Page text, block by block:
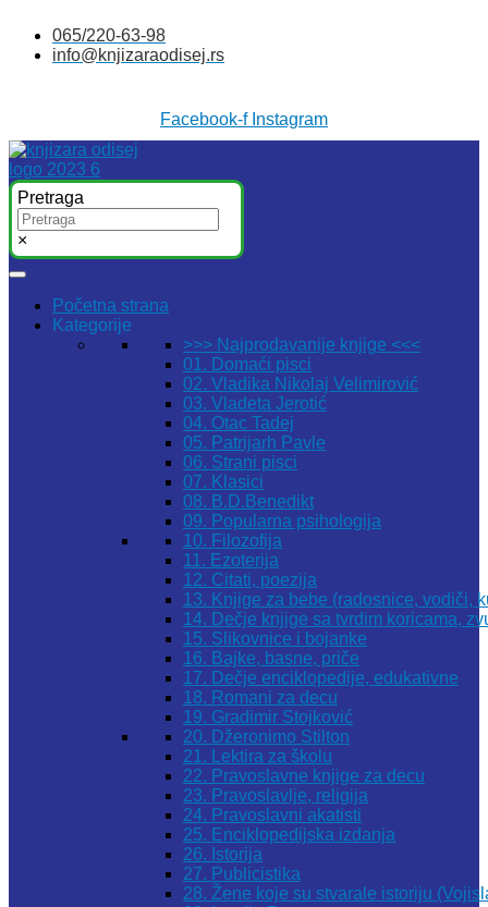
sadržaj
065/220-63-98
info@knjizaraodisej.rs
Facebook-f Instagram
Pretraga
×
Početna strana
Kategorije
>>> Najprodavanije knjige <<<
01. Domaći pisci
02. Vladika Nikolaj Velimirović
03. Vladeta Jerotić
04. Otac Tadej
05. Patrijarh Pavle
06. Strani pisci
07. Klasici
08. B.D.Benedikt
09. Popularna psihologija
10. Filozofija
11. Ezoterija
12. Citati, poezija
13. Knjige za bebe (radosnice, vodiči,
14. Dečje knjige sa tvrdim koricama,
15. Slikovnice i bojanke
16. Bajke, basne, priče
17. Dečje enciklopedije, edukativne
18. Romani za decu
19. Gradimir Stojković
20. Džeronimo Stilton
21. Lektira za školu
22. Pravoslavne knjige za decu
23. Pravoslavlje, religija
24. Pravoslavni akatisti
25. Enciklopedijska izdanja
26. Istorija
27. Publicistika
28. Žene koje su stvarale istoriju